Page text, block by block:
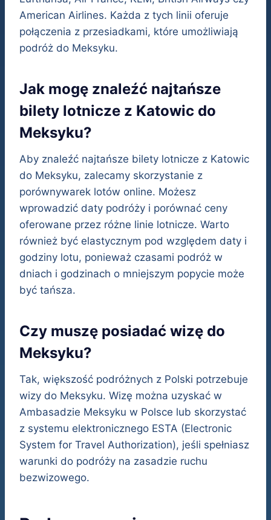
American Airlines. Każda z tych linii oferuje
połączenia z przesiadkami, które umożliwiają
podróż do Meksyku.
Jak mogę znaleźć najtańsze
bilety lotnicze z Katowic do
Meksyku?
Aby znaleźć najtańsze bilety lotnicze z Katowic
do Meksyku, zalecamy skorzystanie z
porównywarek lotów online. Możesz
wprowadzić daty podróży i porównać ceny
oferowane przez różne linie lotnicze. Warto
również być elastycznym pod względem daty i
godziny lotu, ponieważ czasami podróż w
dniach i godzinach o mniejszym popycie może
być tańsza.
Czy muszę posiadać wizę do
Meksyku?
Tak, większość podróżnych z Polski potrzebuje
wizy do Meksyku. Wizę można uzyskać w
Ambasadzie Meksyku w Polsce lub skorzystać
z systemu elektronicznego ESTA (Electronic
System for Travel Authorization), jeśli spełniasz
warunki do podróży na zasadzie ruchu
bezwizowego.